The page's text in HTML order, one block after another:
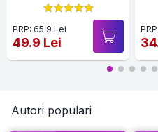
PRP: 65.9 Lei
49.9 Lei
Autori populari